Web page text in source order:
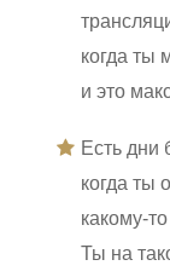
когда ты
и это
Есть дни
когда ты
какому-то
Ты на